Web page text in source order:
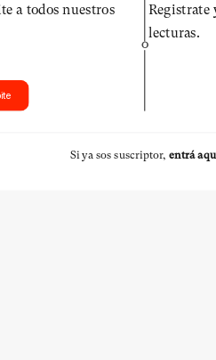
a todos nuestros
O
Registrate
lecturas.
Si ya sos suscriptor, entrá